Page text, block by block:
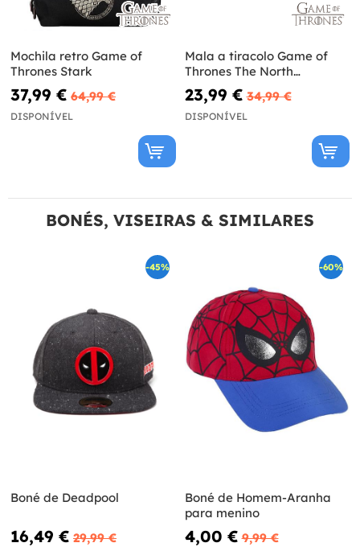
Mochila retro Game of
Thrones Stark
37,99 € 64,99 €
DISPONÍVEL
Mala a tiracolo Game of
Thrones The North
Remembers
23,99 € 34,99 €
DISPONÍVEL
BONÉS, VISEIRAS & SIMILARES
-45%
Boné de Deadpool
16,49 € 29,99 €
-60%
Boné de Homem-Aranha
para menino
4,00 € 9,99 €